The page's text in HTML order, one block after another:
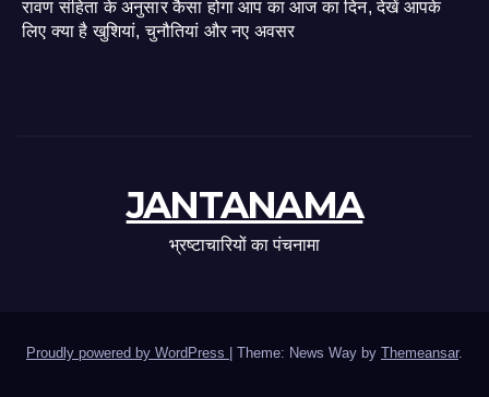
रावण संहिता के अनुसार कैसा होगा आप का आज का दिन, देखें आपके
लिए क्या है खुशियां, चुनौतियां और नए अवसर
JANTANAMA
भ्रष्टाचारियों का पंचनामा
Proudly powered by WordPress Theme: News Way by Themeansar.